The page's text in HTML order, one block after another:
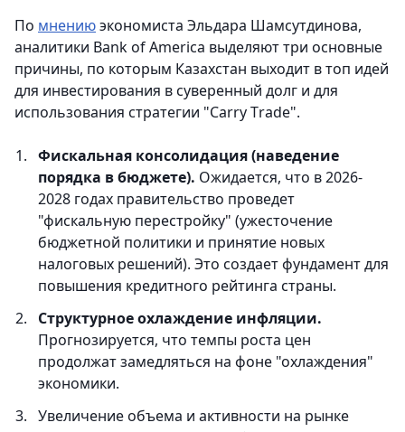
По мнениюэкономиста Эльдара Шамсутдинова,
аналитики Bank of America выделяют три основные
причины, по которым Казахстан выходит в топ идей
для инвестирования в суверенный долг и для
использования стратегии "Сarry Тrade".
Фискальная консолидация (наведение
порядка в бюджете). Ожидается, что в 2026-
2028 годах правительство проведет
"фискальную перестройку" (ужесточение
бюджетной политики и принятие новых
налоговых решений). Это создает фундамент для
повышения кредитного рейтинга страны.
Структурное охлаждение инфляции.
Прогнозируется, что темпы роста цен
продолжат замедляться на фоне "охлаждения"
экономики.
Увеличение объема и активности на рынке